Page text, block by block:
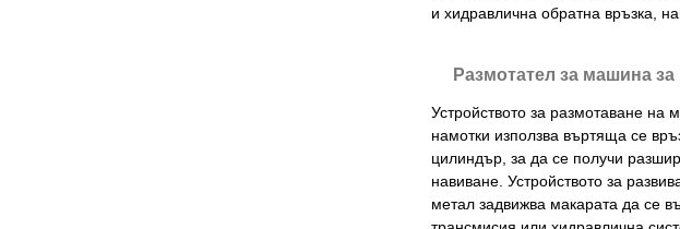
и хидравлична обратна връзка,
Размотател за машина за
Устройството за размотаване на
намотки използва въртяща се
цилиндър, за да се получи
навиване. Устройството за
метал задвижва макарата да се